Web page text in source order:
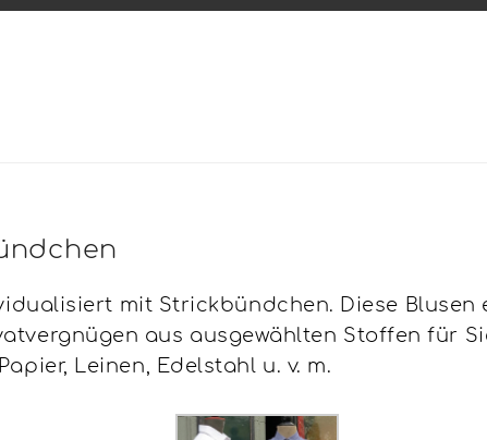
mit Strickbündchen. Diese Blusen
aus ausgewählten Stoffen für
Leinen, Edelstahl u. v. m.